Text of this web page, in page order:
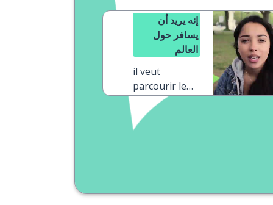
إنه يريد أن
يسافر حول
العالم
il veut
parcourir le
monde